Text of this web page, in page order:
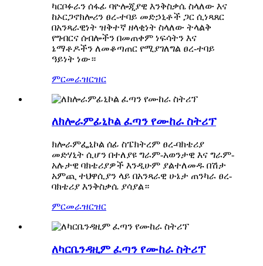
ካርቦፉራን ሰፋፊ ባዮሎጂያዊ እንቅስቃሴ ስላለው እና
ከኦርጋኖክሎሪን ፀረ-ተባይ መድኃኒቶች ጋር ሲነጻጸር
በአንጻራዊነት ዝቅተኛ ዘላቂነት ስላለው ትላልቅ
የግብርና ሰብሎችን በመጠቀም ነፍሳትን እና
ኔማቶዶችን ለመቆጣጠር የሚያገለግል ፀረ-ተባይ
ዓይነት ነው።
ምርመራዝርዝር
ለክሎራምፊኒኮል ፈጣን የሙከራ ስትሪፕ
ክሎራምፌኒኮል ሰፊ ስፔክትረም ፀረ-ባክቴሪያ
መድሃኒት ሲሆን በተለያዩ ግራም-አወንታዊ እና ግራም-
አሉታዊ ባክቴሪያዎች እንዲሁም ያልተለመዱ በሽታ
አምጪ ተህዋሲያን ላይ በአንጻራዊ ሁኔታ ጠንካራ ፀረ-
ባክቴሪያ እንቅስቃሴ ያሳያል።
ምርመራዝርዝር
ለካርቤንዳዚም ፈጣን የሙከራ ስትሪፕ